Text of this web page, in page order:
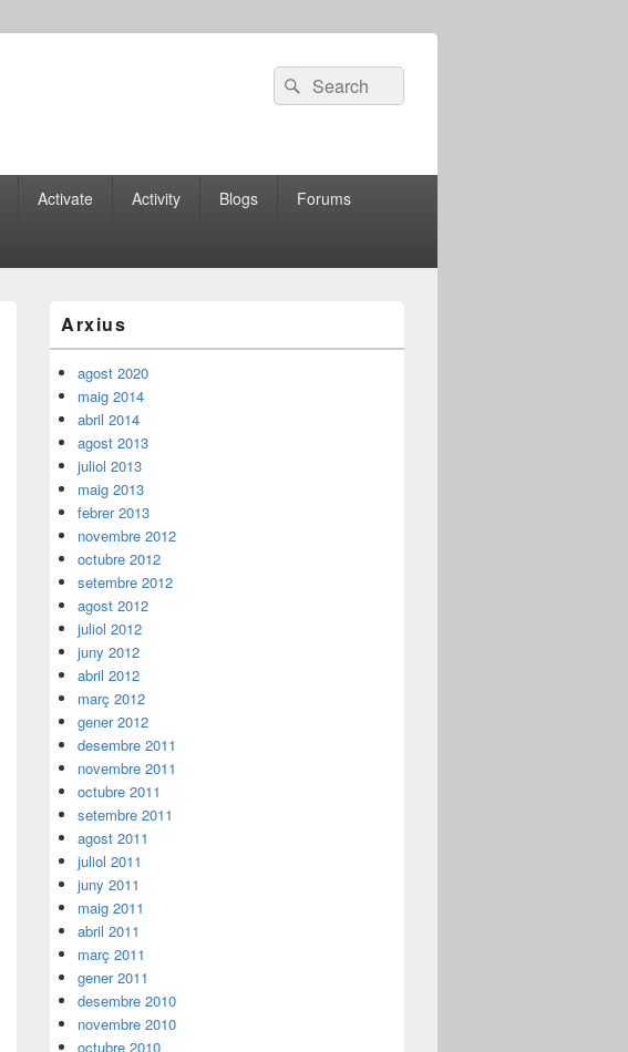
Search
for:
Search
Activate Activity Blogs Forums
lateral
principal
Arxius
agost 2020
maig 2014
abril 2014
agost 2013
juliol 2013
maig 2013
febrer 2013
novembre 2012
octubre 2012
setembre 2012
agost 2012
juliol 2012
juny 2012
abril 2012
març 2012
gener 2012
desembre 2011
novembre 2011
octubre 2011
setembre 2011
agost 2011
juliol 2011
juny 2011
maig 2011
abril 2011
març 2011
gener 2011
desembre 2010
novembre 2010
octubre 2010